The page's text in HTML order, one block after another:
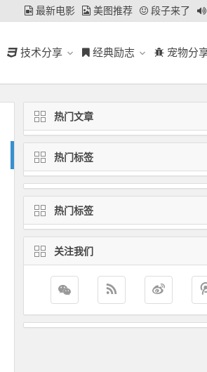
最新电影 美图推荐 段子来了
技术分享 经典励志 宠物分
热门文章
热门标签
热门标签
关注我们